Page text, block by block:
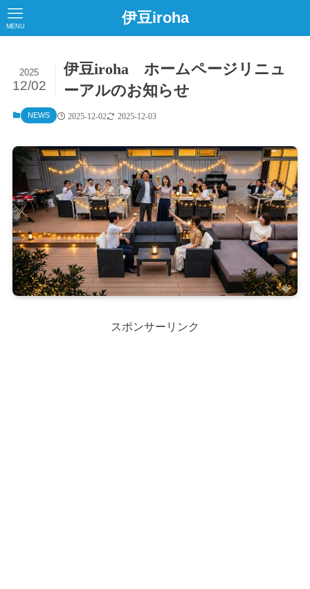
伊豆iroha
MENU
伊豆iroha ホームページリニュ
ーアルのお知らせ
2025
12/02
NEWS 2025-12-02 2025-12-03
スポンサーリンク